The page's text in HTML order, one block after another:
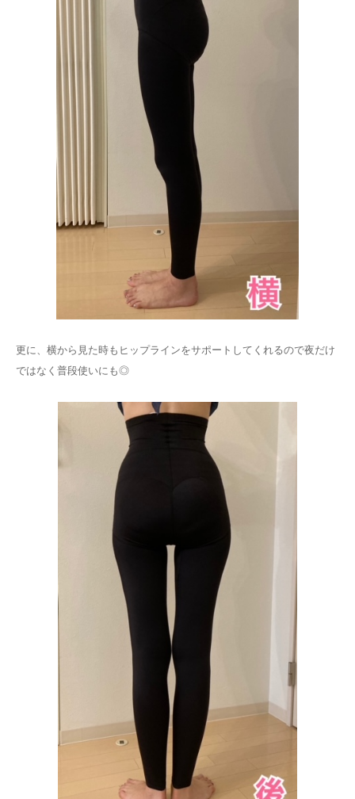
更に、横から見た時もヒップラインをサポートしてくれるので夜だけ
ではなく普段使いにも◎